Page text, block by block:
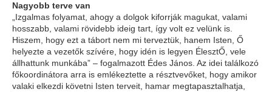
Nagyobb terve van
„Izgalmas folyamat, ahogy a dolgok kiforrják magukat, valami
hosszabb, valami rövidebb ideig tart, így volt ez velünk is.
Hiszem, hogy ezt a tábort nem mi terveztük, hanem Isten, Ő
helyezte a vezetők szívére, hogy idén is legyen ÉlesztŐ, vele
állhattunk munkába” – fogalmazott Édes János. Az idei találkozó
főkoordinátora arra is emlékeztette a résztvevőket, hogy amikor
valaki elkezdi követni Isten terveit, hamar megtapasztalhatja,